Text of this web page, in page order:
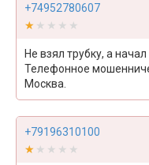
+74952780607
★★★★★
★★★★★
Не взял трубку, а
Телефонное
Москва.
+79196310100
★★★★★
★★★★★